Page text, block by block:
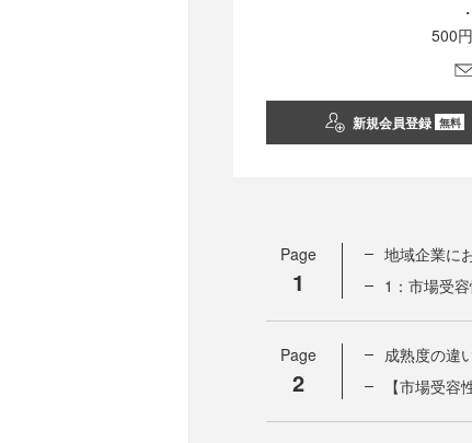
500
新規会員登録 無料
Page
1
地域企業に
1：市場受
Page
2
成熟度の違
【市場受容